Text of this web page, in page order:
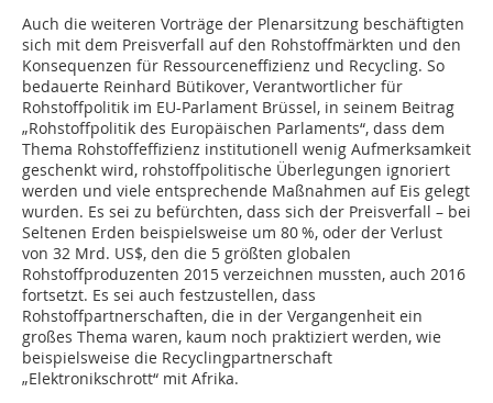
Auch die weiteren Vorträge der Plenarsitzung beschäftigten
sich mit dem Preisverfall auf den Rohstoffmärkten und den
Konsequenzen für Ressourceneffizienz und Recycling. So
bedauerte Reinhard Bütikover, Verantwortlicher für
Rohstoffpolitik im EU-Parlament Brüssel, in seinem Beitrag
„Rohstoffpolitik des Europäischen Parlaments“, dass dem
Thema Rohstoffeffizienz institutionell wenig Aufmerksamkeit
geschenkt wird, rohstoffpolitische Überlegungen ignoriert
werden und viele entsprechende Maßnahmen auf Eis gelegt
wurden. Es sei zu befürchten, dass sich der Preisverfall – bei
Seltenen Erden beispielsweise um 80 %, oder der Verlust
von 32 Mrd. US$, den die 5 größten globalen
Rohstoffproduzenten 2015 verzeichnen mussten, auch 2016
fortsetzt. Es sei auch festzustellen, dass
Rohstoffpartnerschaften, die in der Vergangenheit ein
großes Thema waren, kaum noch praktiziert werden, wie
beispielsweise die Recyclingpartnerschaft
„Elektronikschrott“ mit Afrika.